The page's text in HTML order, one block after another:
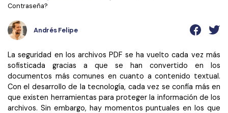
Convertir PDF a Word
Comprimir PDF
Combinar PDF
Personales
Comprimir PDF
Organizar PDF
Recortar PDF
Explicar PDF con IA
Chat IA con documentos
Generar imágenes IANuevo
Edición de PDF
Organización de PDF
Conversión de PDF
Softwares de PDF
Trucos de PDF
Contraseña?
Andrés Felipe
La seguridad en los archivos PDF se ha vuelto cada vez más
sofisticada gracias a que se han convertido en los
documentos más comunes en cuanto a contenido textual.
Con el desarrollo de la tecnología, cada vez se confía más en
que existen herramientas para proteger la información de los
archivos. Sin embargo, hay momentos puntuales en los que